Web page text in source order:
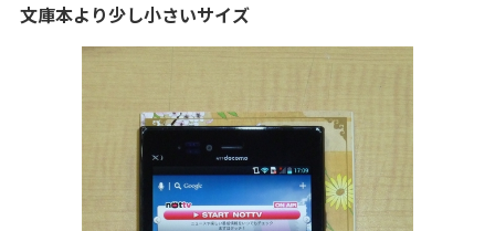
文庫本より少し小さいサイズ